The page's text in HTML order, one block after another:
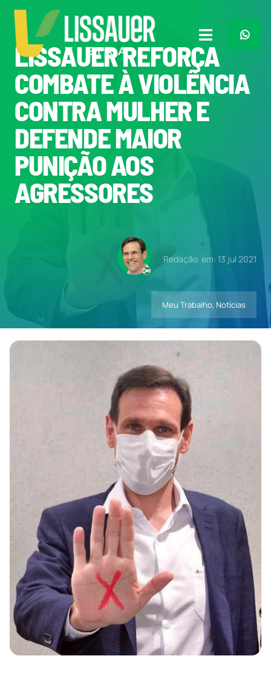
para
conteúdo
Toggle
Navigation
Home
Plano de Governo
Meu Trabalho
O Que Penso
LISSAUER REFORÇA
COMBATE À VIOLÊNCIA
CONTRA MULHER E
DEFENDE MAIOR
PUNIÇÃO AOS
AGRESSORES
Redação em: 13 jul 2021
Meu Trabalho, Notícias